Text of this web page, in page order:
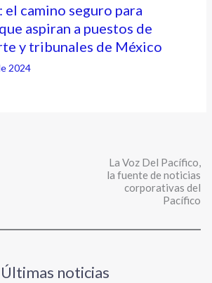
camino seguro para
aspiran a puestos de
y tribunales de México
2024
La Voz Del Pacífico,
la fuente de noticias
corporativas del
Pacífico
Últimas noticias